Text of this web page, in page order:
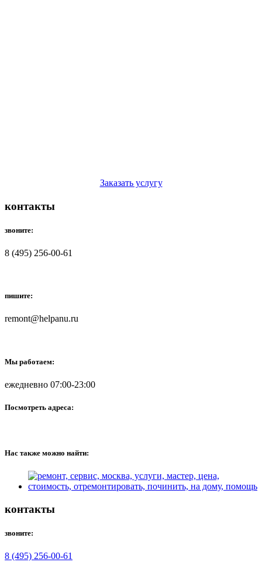
Заказать услугу
контакты
звоните:
8 (495) 256-00-61
пишите:
remont@helpanu.ru
Мы работаем:
ежедневно 07:00-23:00
Посмотреть адреса:
Нас также можно найти:
контакты
звоните:
8 (495) 256-00-61